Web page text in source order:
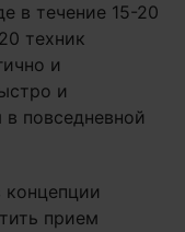
в течение 15-20
техник
и
и
повседневной
прием